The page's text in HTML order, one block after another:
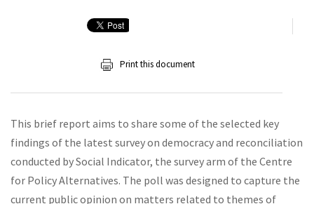
Print this document
This brief report aims to share some of the selected key
findings of the latest survey on democracy and reconciliation
conducted by Social Indicator, the survey arm of the Centre
for Policy Alternatives. The poll was designed to capture the
current public opinion on matters related to themes of